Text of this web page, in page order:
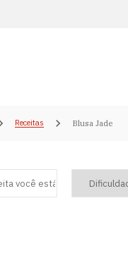
Receitas Blusa Jade